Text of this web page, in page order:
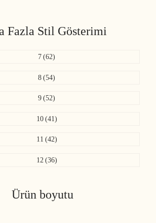
Fazla Stil Gösterimi
Ürün boyutu